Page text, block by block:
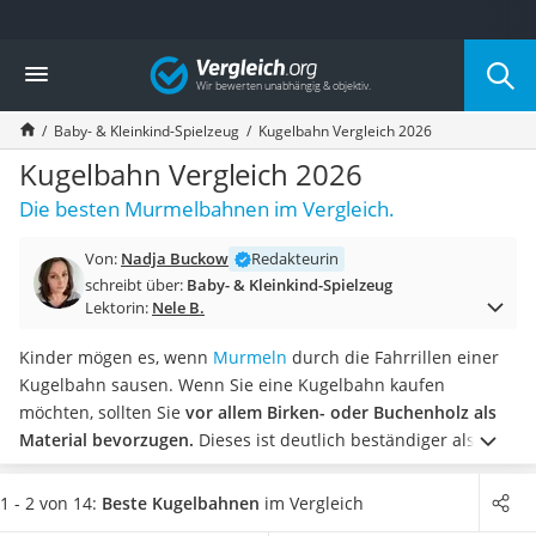
Die beliebtesten Vergleiche nach Kategorie
Kind & Baby
Babyphone mit 2 Kameras
Walkie-Talkie Kinder
Kindermatratzen
Babywippe
Rollschuhe für Kinder
Laufrad
Kinderschubkarre
Kinderuhr
Babyphone
Treppenschutzgitter
Kindersitz ab 4 Jahren
Kinderroller 3 Räder
Ferngesteuertes Auto
Vergleich
Baby- & Kleinkind-Spielzeug Kugelbahn Vergleich 2026
Kugelbahn Vergleich 2026
Die besten Murmelbahnen im Vergleich.
Von: Nadja Buckow
Redakteurin
schreibt über: Baby- & Kleinkind-Spielzeug
Lektorin: Nele B.
Kinder mögen es, wenn Murmeln durch die Fahrrillen einer
Kugelbahn sausen. Wenn Sie eine Kugelbahn kaufen
möchten, sollten Sie vor allem Birken- oder Buchenholz als
Material bevorzugen. Dieses ist deutlich beständiger als
Kunststoff, wie Kugelbahn-Tests im Internet zeigen.
Vormontierte Bahnen sind dabei insbesondere
1 - 2 von 14: Beste Kugelbahnen im Vergleich